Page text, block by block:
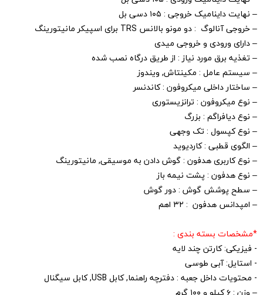
– نهایت داینامیک خروجی : ۱۰۵ دسی بل
– خروجی آنالوگ : دو مونو بالانس TRS برای اسپیکر مانیتورینگ
– دارای ورودی و خروجی میدی
– تغذیه برق مورد نیاز : از طریق درگاه نصب شده
– سیستم عامل : مکینتاش, ویندوز
– ساختار داخلی میکروفون : کاندنسر
– نوع میکروفون : ترانزیستوری
– نوع دیافراگم : بزرگ
– نوع کپسول : تک وجهی
– الگوی قطبی : کاردیوید
– نوع کاربری هدفون : گوش دادن به موسیقی, مانیتورینگ
– نوع هدفون : پشت نیمه باز
– سطح پوشش گوش : دور گوش
– امپدانس هدفون : ۳۲ اهم
*مشخصات بسته بندی :
- فیزیکی: کارتن چند لایه
- استایل: آبی طوسی
- محتویات داخل جعبه : دفترچه راهنما, کابل USB, کابل سیگنال